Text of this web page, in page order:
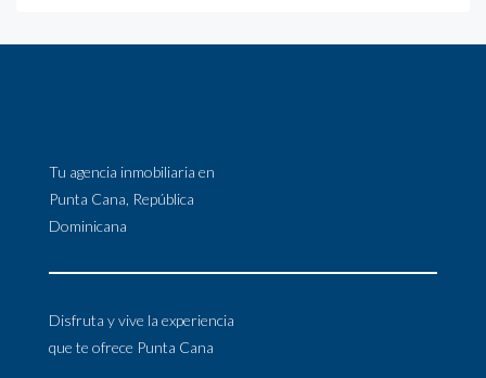
Tu agencia inmobiliaria en
Punta Cana, República
Dominicana
Disfruta y vive la experiencia
que te ofrece Punta Cana